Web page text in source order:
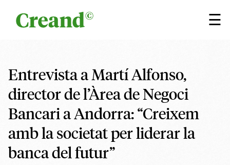
☰
×
Entrevista a Martí Alfonso,
director de l’Àrea de Negoci
Bancari a Andorra: “Creixem
amb la societat per liderar la
banca del futur”